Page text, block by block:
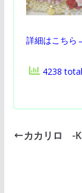
詳細はこちら
4238
カカリロ -